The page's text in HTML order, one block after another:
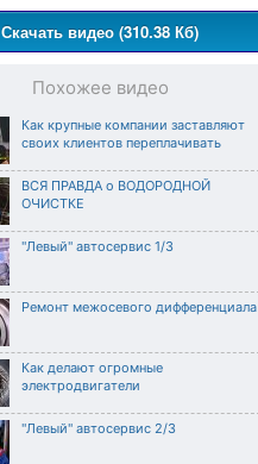
Скачать видео (310.38 Кб)
Похожее видео
Как крупные компании заставляют
своих клиентов переплачивать
ВСЯ ПРАВДА о ВОДОРОДНОЙ
ОЧИСТКЕ
"Левый" автосервис 1/3
Ремонт межосевого дифференциала
Как делают огромные
электродвигатели
"Левый" автосервис 2/3